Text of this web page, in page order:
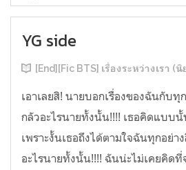
YG side
[End][Fic BTS] เรื่องระหว่างเรา (
เอาเลยสิ! นายบอกเรื่องของฉันกับ
กลัวอะไรนายทั้งนั้น!!!! เธอคิดแบบนั้
เพราะงั้นเธอถึงได้ตามใจฉันทุกอย่า
อะไรนายทั้งนั้น!!!! ฉันน่ะไม่เคยคิดที่